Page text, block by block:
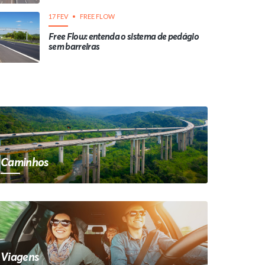
17 FEV FREE FLOW
Free Flow: entenda o sistema de pedágio
sem barreiras
Caminhos
Viagens